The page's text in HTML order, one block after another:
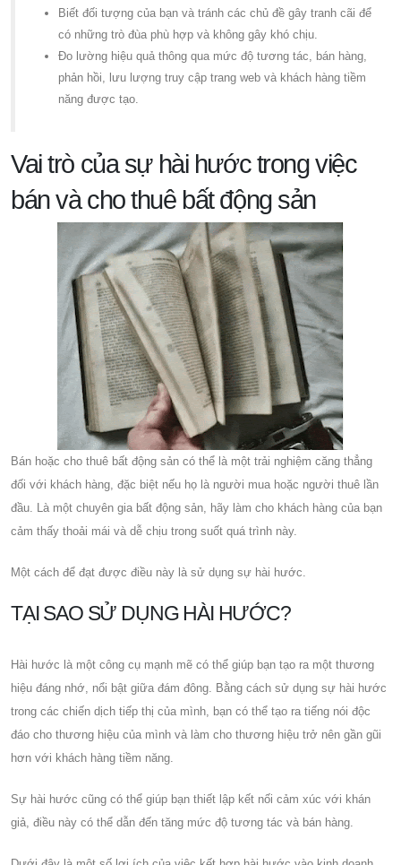
Biết đối tượng của bạn và tránh các chủ đề gây tranh cãi để
có những trò đùa phù hợp và không gây khó chịu.
Đo lường hiệu quả thông qua mức độ tương tác, bán hàng,
phản hồi, lưu lượng truy cập trang web và khách hàng tiềm
năng được tạo.
Vai trò của sự hài hước trong việc
bán và cho thuê bất động sản
Bán hoặc cho thuê bất động sản có thể là một trải nghiệm căng thẳng
đối với khách hàng, đặc biệt nếu họ là người mua hoặc người thuê lần
đầu. Là một chuyên gia bất động sản, hãy làm cho khách hàng của bạn
cảm thấy thoải mái và dễ chịu trong suốt quá trình này.
Một cách để đạt được điều này là sử dụng sự hài hước.
TẠI SAO SỬ DỤNG HÀI HƯỚC?
Hài hước là một công cụ mạnh mẽ có thể giúp bạn tạo ra một thương
hiệu đáng nhớ, nổi bật giữa đám đông. Bằng cách sử dụng sự hài hước
trong các chiến dịch tiếp thị của mình, bạn có thể tạo ra tiếng nói độc
đáo cho thương hiệu của mình và làm cho thương hiệu trở nên gần gũi
hơn với khách hàng tiềm năng.
Sự hài hước cũng có thể giúp bạn thiết lập kết nối cảm xúc với khán
giả, điều này có thể dẫn đến tăng mức độ tương tác và bán hàng.